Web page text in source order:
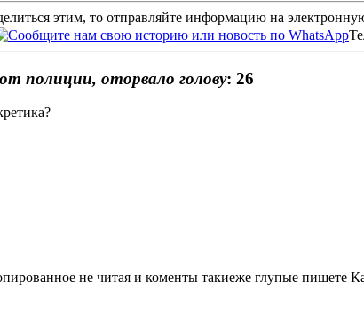
этим, то отправляйте информацию на
полиции, оторвало голову: 26
не читая и коменты такиеже глупые пишете